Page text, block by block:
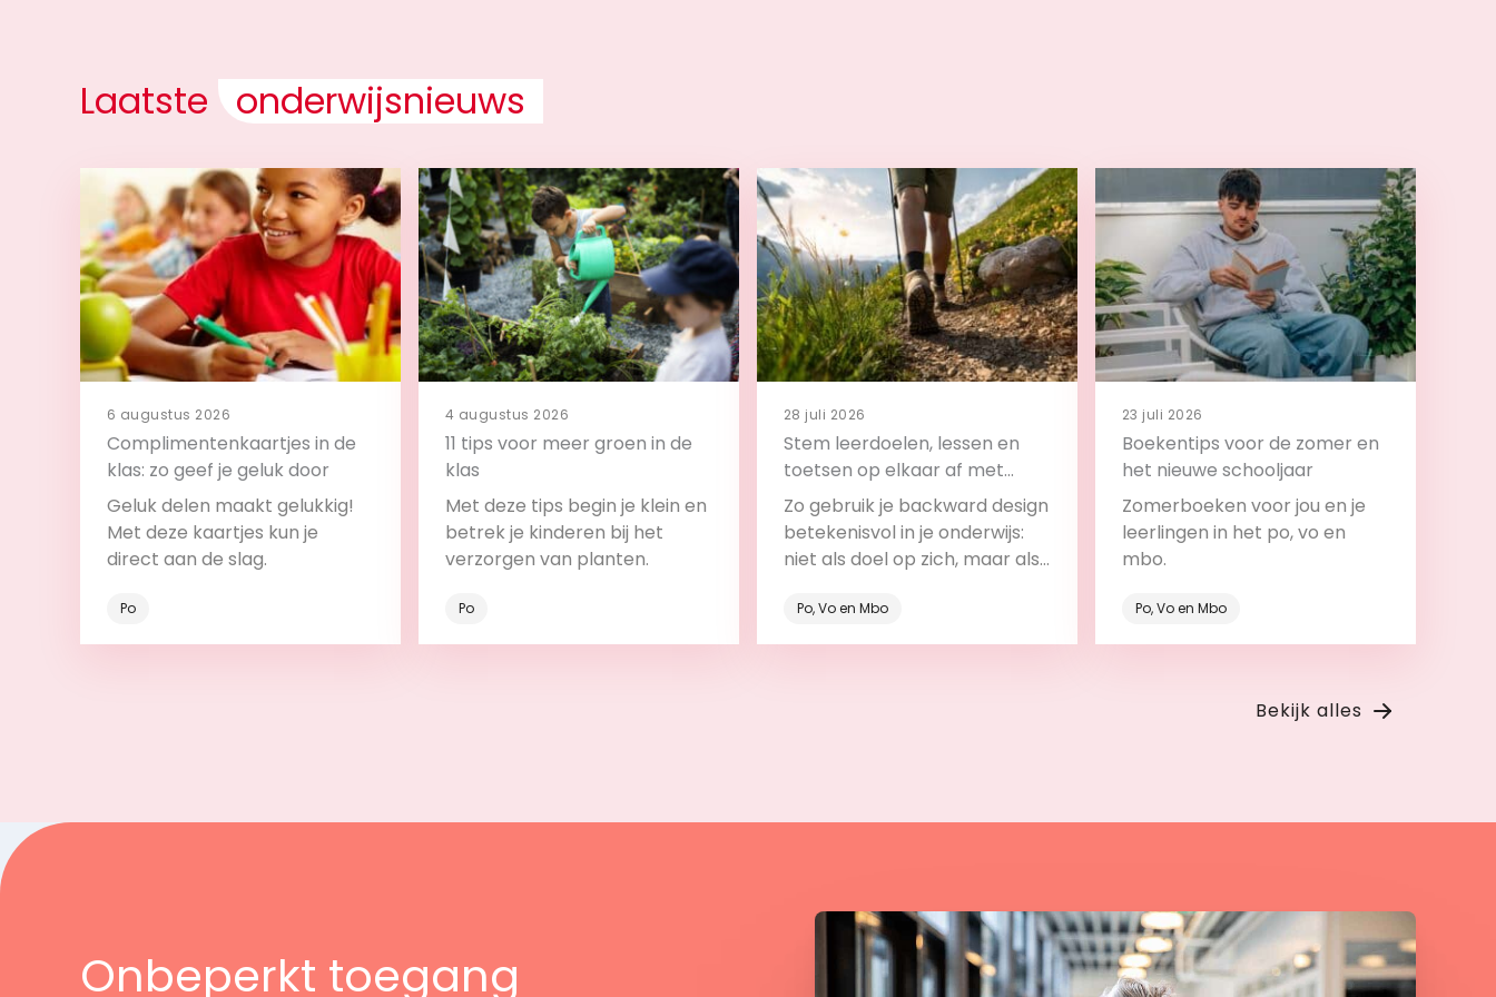
Laatste onderwijsnieuws
6 augustus 2026
Complimentenkaartjes in de
klas: zo geef je geluk door
Geluk delen maakt gelukkig!
Met deze kaartjes kun je
direct aan de slag.
Po
4 augustus 2026
11 tips voor meer groen in de
klas
Met deze tips begin je klein en
betrek je kinderen bij het
verzorgen van planten.
Po
28 juli 2026
Stem leerdoelen, lessen en
toetsen op elkaar af met
backward design
Zo gebruik je backward design
betekenisvol in je onderwijs:
niet als doel op zich, maar als
Po, Vo en Mbo
23 juli 2026
Boekentips voor de zomer en
het nieuwe schooljaar
Zomerboeken voor jou en je
leerlingen in het po, vo en
mbo.
Po, Vo en Mbo
Bekijk alles
Onbeperkt toegang